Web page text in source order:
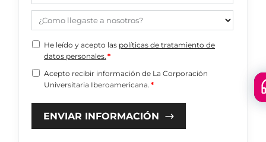
¿Como llegaste a nosotros?
He leído y acepto las políticas de tratamiento de
datos personales. *
Acepto recibir información de La Corporación
Universitaria Iberoamericana. *
ENVIAR INFORMACIÓN